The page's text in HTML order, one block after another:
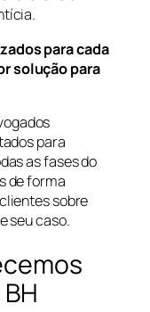
para cada
solução para
para
as fases do
de forma
sobre
seu caso.